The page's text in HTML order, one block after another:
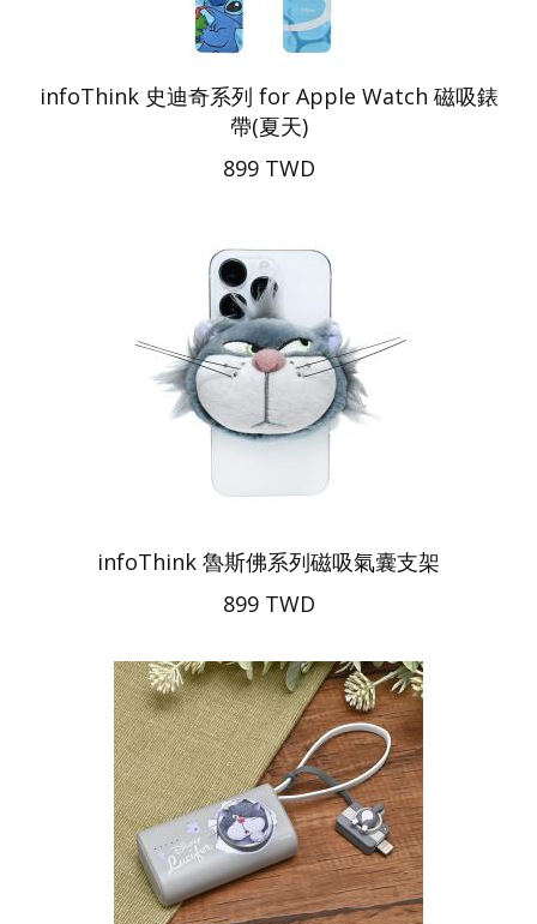
infoThink 史迪奇系列 for Apple Watch 磁吸錶
帶(夏天)
899 TWD
infoThink 魯斯佛系列磁吸氣囊支架
899 TWD